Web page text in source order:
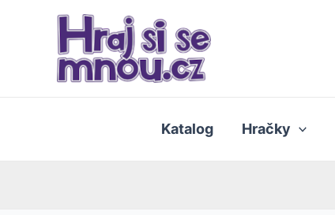
Katalog Hračky